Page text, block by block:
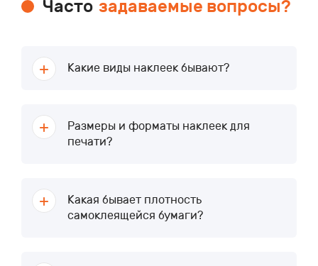
Часто задаваемые вопросы?
Какие виды наклеек бывают?
Размеры и форматы наклеек для
печати?
Какая бывает плотность
самоклеящейся бумаги?